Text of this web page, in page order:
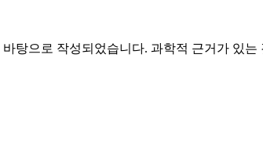
탕으로 작성되었습니다. 과학적 근거가 있